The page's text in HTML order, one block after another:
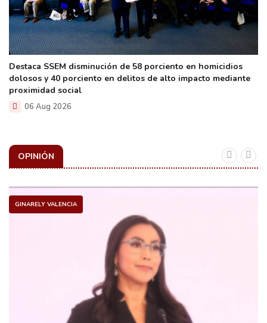
Destaca SSEM disminución de 58 porciento en homicidios
dolosos y 40 porciento en delitos de alto impacto mediante
proximidad social
06 Aug 2026
OPINIÓN
GINARELY VALENCIA